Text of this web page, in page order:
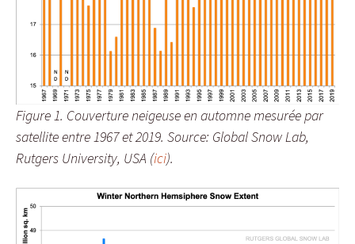
Figure 1. Couverture neigeuse en automne mesurée par
satellite entre 1967 et 2019. Source: Global Snow Lab,
Rutgers University, USA (ici).